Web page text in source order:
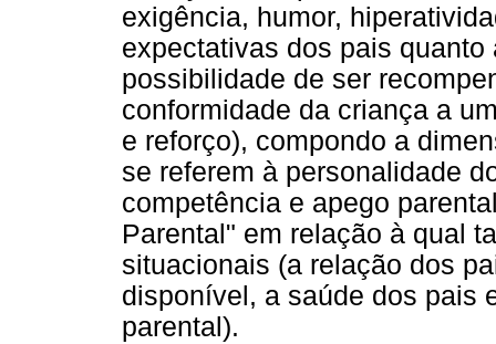
exigência, humor,
expectativas dos pais
possibilidade de ser
conformidade da criança a
e reforço), compondo a
se referem à personalidade
competência e apego
Parental" em relação à qual
situacionais (a relação dos
disponível, a saúde dos pais
parental).